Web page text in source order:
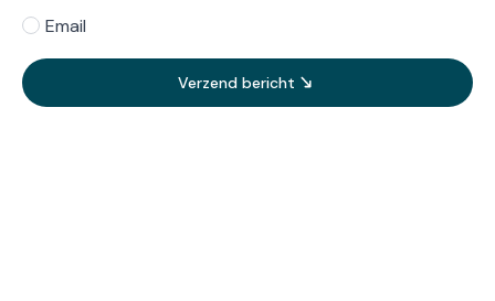
Email
Verzend bericht